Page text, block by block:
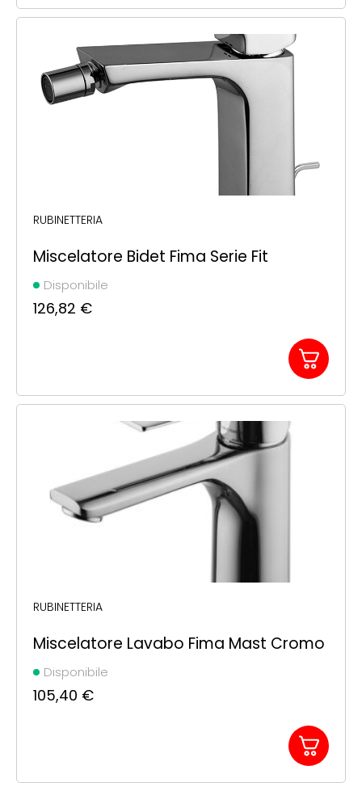
RUBINETTERIA
Miscelatore Bidet Fima Serie Fit
Disponibile
126,82 €
RUBINETTERIA
Miscelatore Lavabo Fima Mast Cromo
Disponibile
105,40 €